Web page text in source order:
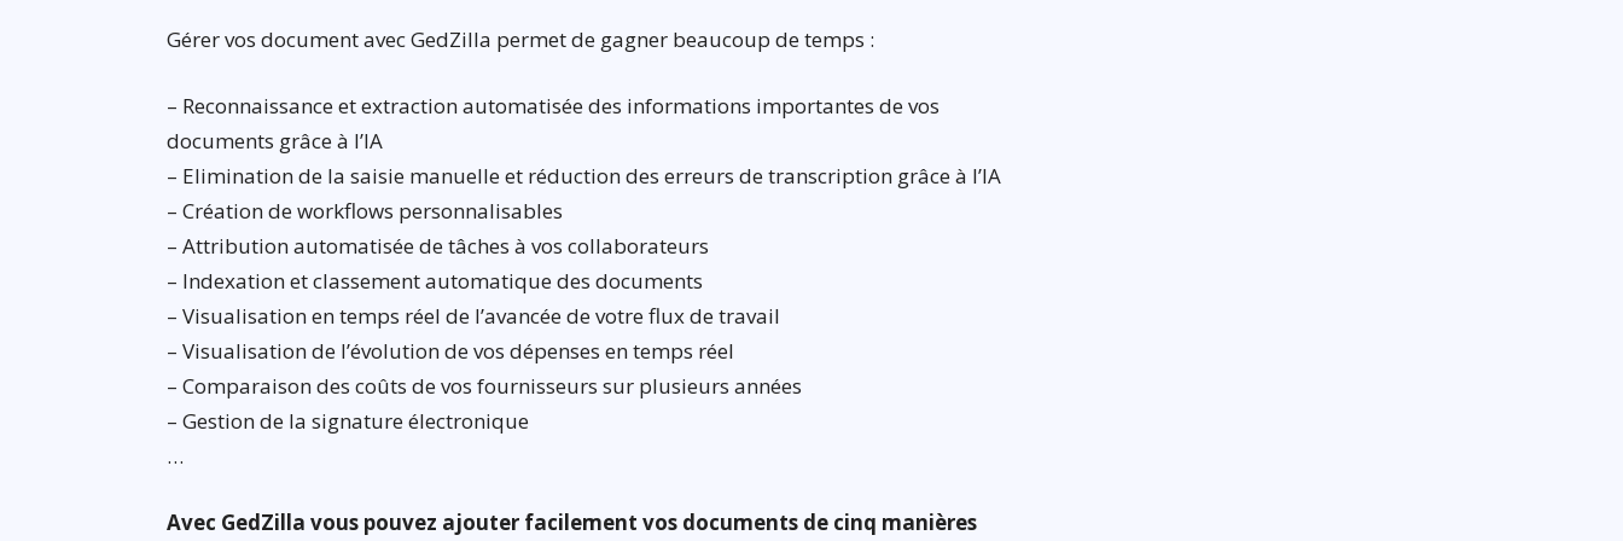
Gérer vos document avec GedZilla permet de gagner beaucoup de temps :
– Reconnaissance et extraction automatisée des informations importantes de vos
documents grâce à l’IA
– Elimination de la saisie manuelle et réduction des erreurs de transcription grâce à l’IA
– Création de workflows personnalisables
– Attribution automatisée de tâches à vos collaborateurs
– Indexation et classement automatique des documents
– Visualisation en temps réel de l’avancée de votre flux de travail
– Visualisation de l’évolution de vos dépenses en temps réel
– Comparaison des coûts de vos fournisseurs sur plusieurs années
– Gestion de la signature électronique
…
Avec GedZilla vous pouvez ajouter facilement vos documents de cinq manières